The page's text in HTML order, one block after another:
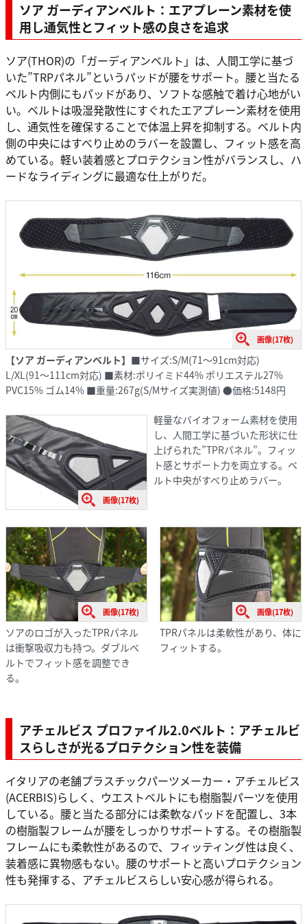
ソア ガーディアンベルト：エアプレーン素材を使
用し通気性とフィット感の良さを追求
ソア(THOR)の「ガーディアンベルト」は、人間工学に基づ
いた”TRPパネル”というパッドが腰をサポート。腰と当たる
ベルト内側にもパッドがあり、ソフトな感触で着け心地がい
い。ベルトは吸湿発散性にすぐれたエアプレーン素材を使用
し、通気性を確保することで体温上昇を抑制する。ベルト内
側の中央にはすべり止めのラバーを設置し、フィット感を高
めている。軽い装着感とプロテクション性がバランスし、ハ
ードなライディングに最適な仕上がりだ。
画像(17枚)
【ソア ガーディアンベルト】 ■サイズ:S/M(71〜91cm対応)
L/XL(91〜111cm対応) ■素材:ポリイミド44% ポリエステル27%
PVC15% ゴム14% ■重量:267g(S/Mサイズ実測値) ●価格:5148円
画像(17枚)
軽量なバイオフォーム素材を使用
し、人間工学に基づいた形状に仕
上げられた”TPRパネル”。フィッ
ト感とサポート力を両立する。ベ
ルト中央がすべり止めラバー。
画像(17枚)
ソアのロゴが入ったTPRパネル
は衝撃吸収力も持つ。ダブルベ
ルトでフィット感を調整でき
る。
画像(17枚)
TPRパネルは柔軟性があり、体に
フィットする。
アチェルビス プロファイル2.0ベルト：アチェルビ
スらしさが光るプロテクション性を装備
イタリアの老舗プラスチックパーツメーカー・アチェルビス
(ACERBIS)らしく、ウエストベルトにも樹脂製パーツを使用
している。腰と当たる部分には柔軟なパッドを配置し、3本
の樹脂製フレームが腰をしっかりサポートする。その樹脂製
フレームにも柔軟性があるので、フィッティング性は良く、
装着感に異物感もない。腰のサポートと高いプロテクション
性も発揮する、アチェルビスらしい安心感が得られる。